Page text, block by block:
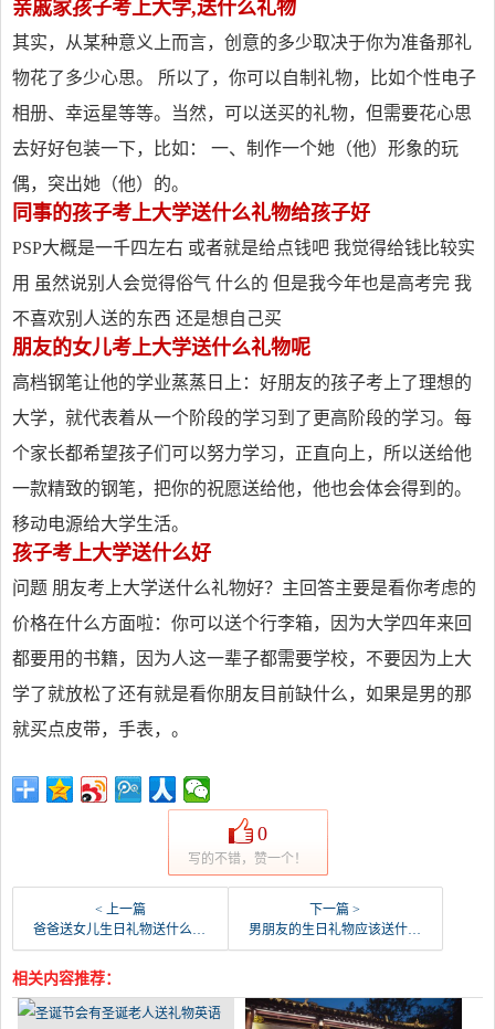
亲戚家孩子考上大学,送什么礼物
其实，从某种意义上而言，创意的多少取决于你为准备那礼
物花了多少心思。 所以了，你可以自制礼物，比如个性电子
相册、幸运星等等。当然，可以送买的礼物，但需要花心思
去好好包装一下，比如： 一、制作一个她（他）形象的玩
偶，突出她（他）的。
同事的孩子考上大学送什么礼物给孩子好
PSP大概是一千四左右 或者就是给点钱吧 我觉得给钱比较实
用 虽然说别人会觉得俗气 什么的 但是我今年也是高考完 我
不喜欢别人送的东西 还是想自己买
朋友的女儿考上大学送什么礼物呢
高档钢笔让他的学业蒸蒸日上：好朋友的孩子考上了理想的
大学，就代表着从一个阶段的学习到了更高阶段的学习。每
个家长都希望孩子们可以努力学习，正直向上，所以送给他
一款精致的钢笔，把你的祝愿送给他，他也会体会得到的。
移动电源给大学生活。
孩子考上大学送什么好
问题 朋友考上大学送什么礼物好？主回答主要是看你考虑的
价格在什么方面啦：你可以送个行李箱，因为大学四年来回
都要用的书籍，因为人这一辈子都需要学校，不要因为上大
学了就放松了还有就是看你朋友目前缺什么，如果是男的那
就买点皮带，手表，。
0
写的不错，赞一个！
< 上一篇
爸爸送女儿生日礼物送什么好（女生18件礼物清单）
下一篇 >
男朋友的生日礼物应该送什么比较好（男人最想要的16种礼物）
相关内容推荐：